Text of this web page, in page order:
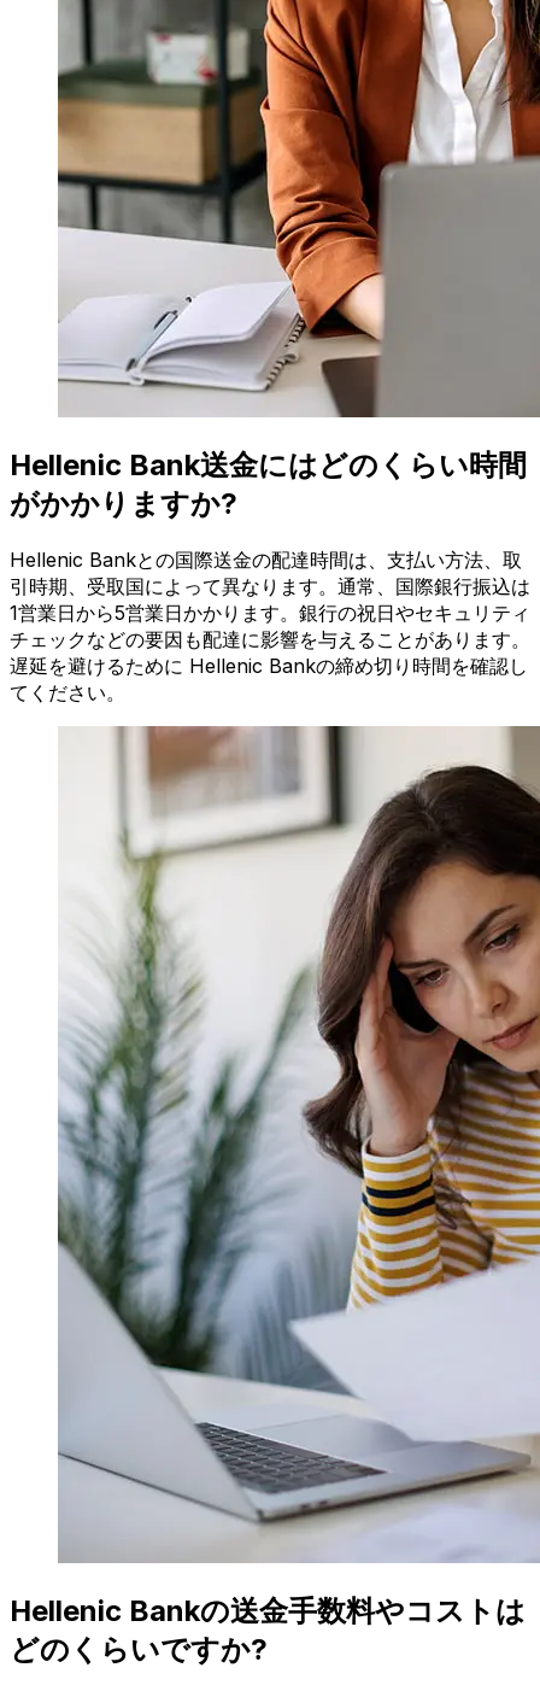
Hellenic Bank送金にはどのくらい時間
がかかりますか?
Hellenic Bankとの国際送金の配達時間は、支払い方法、取
引時期、受取国によって異なります。通常、国際銀行振込は
1営業日から5営業日かかります。銀行の祝日やセキュリティ
チェックなどの要因も配達に影響を与えることがあります。
遅延を避けるために Hellenic Bankの締め切り時間を確認し
てください。
Hellenic Bankの送金手数料やコストは
どのくらいですか?